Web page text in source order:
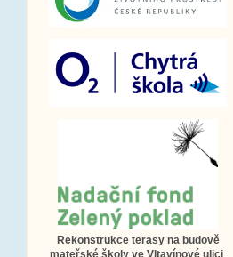
Rekonstrukce terasy na budově
mateřské školy ve Vltavínové ulici